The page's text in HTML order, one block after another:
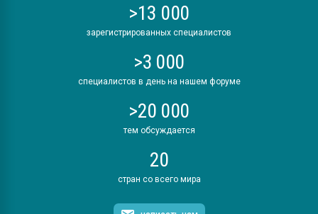
>13 000
зарегистрированных специалистов
>3 000
специалистов в день на нашем форуме
>20 000
тем обсуждается
20
стран со всего мира